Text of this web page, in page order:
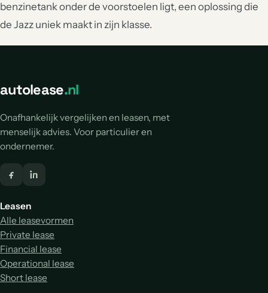
benzinetank onder de voorstoelen ligt, een oplossing die
de Jazz uniek maakt in zijn klasse.
autolease.nl
Onafhankelijk vergelijken en leasen, met
menselijk advies. Voor particulier en
ondernemer.
Leasen
Alle leasevormen
Private lease
Financial lease
Operational lease
Short lease